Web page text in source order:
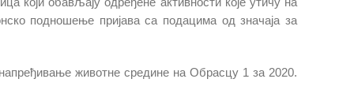
подношење пријава са подацима од значаја за
животне средине на Обрасцу 1 за 2020.